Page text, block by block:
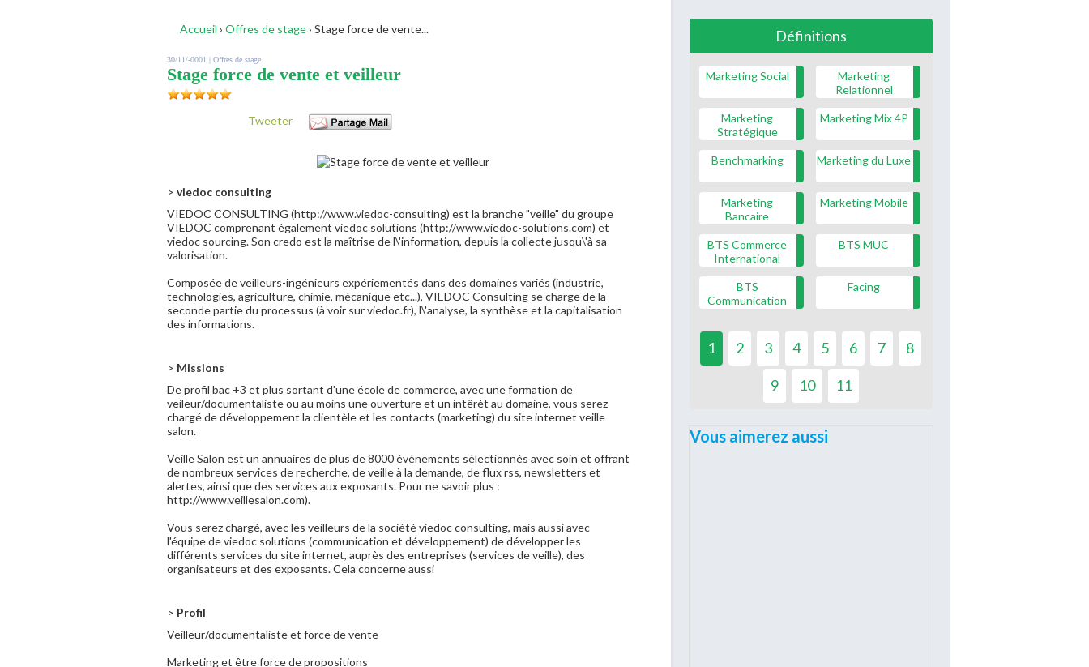
Accueil › Offres de stage› Stage force de vente...
30/11/-0001 | Offres de stage
Stage force de vente et veilleur
Tweeter
> viedoc consulting
VIEDOC CONSULTING (http://www.viedoc-consulting) est la branche "veille" du groupe
VIEDOC comprenant également viedoc solutions (http://www.viedoc-solutions.com) et
viedoc sourcing. Son credo est la maîtrise de l\'information, depuis la collecte jusqu\'à sa
valorisation.
Composée de veilleurs-ingénieurs expériementés dans des domaines variés (industrie,
technologies, agriculture, chimie, mécanique etc...), VIEDOC Consulting se charge de la
seconde partie du processus (à voir sur viedoc.fr), l\'analyse, la synthèse et la capitalisation
des informations.
> Missions
De profil bac +3 et plus sortant d'une école de commerce, avec une formation de
veileur/documentaliste ou au moins une ouverture et un intêrét au domaine, vous serez
chargé de développement la clientèle et les contacts (marketing) du site internet veille
salon.
Veille Salon est un annuaires de plus de 8000 événements sélectionnés avec soin et offrant
de nombreux services de recherche, de veille à la demande, de flux rss, newsletters et
alertes, ainsi que des services aux exposants. Pour ne savoir plus :
http://www.veillesalon.com).
Vous serez chargé, avec les veilleurs de la société viedoc consulting, mais aussi avec
l'équipe de viedoc solutions (communication et développement) de développer les
différents services du site internet, auprès des entreprises (services de veille), des
organisateurs et des exposants. Cela concerne aussi
> Profil
Veilleur/documentaliste et force de vente
Marketing et être force de propositions
Définitions
Marketing Social
Marketing
Relationnel
Marketing
Stratégique
Marketing Mix 4P
Benchmarking Marketing du Luxe
Marketing
Bancaire
Marketing Mobile
BTS Commerce
International
BTS MUC
BTS
Communication
Facing
1 2 3 4 5 6 7 8
9 10 11
Vous aimerez aussi